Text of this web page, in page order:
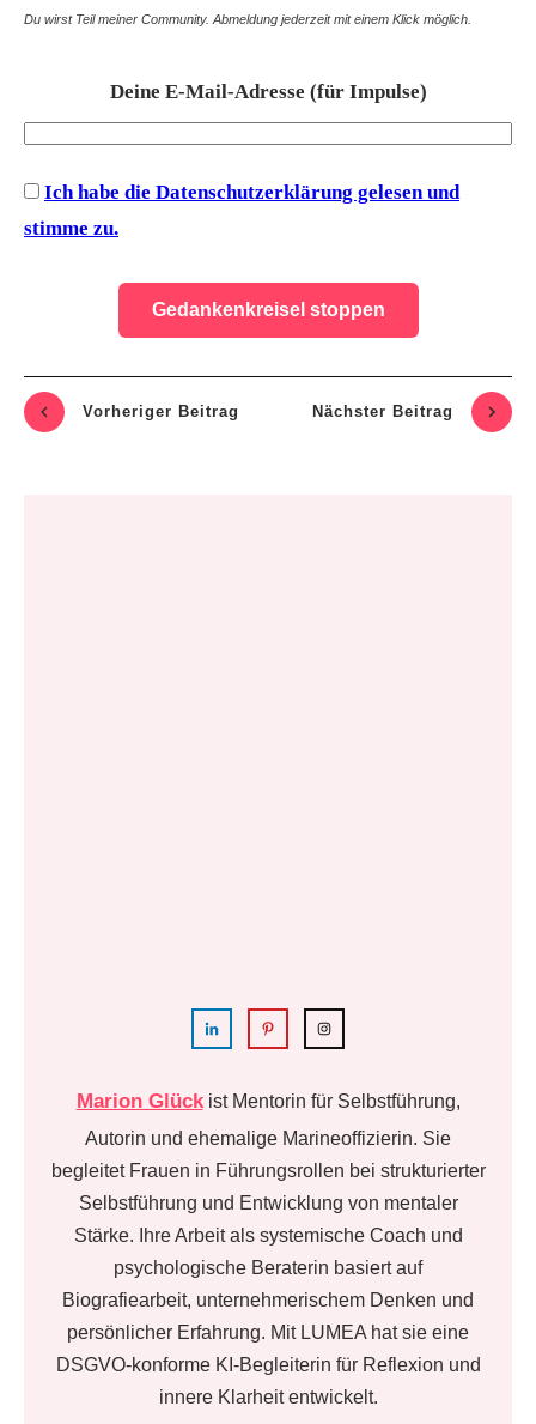
Du wirst Teil meiner Community. Abmeldung jederzeit mit einem Klick möglich.
Deine E-Mail-Adresse (für Impulse)
Ich habe die Datenschutzerklärung gelesen und
stimme zu.
Vorheriger Beitrag Nächster Beitrag
Marion Glückist Mentorin für Selbstführung,
Autorin und ehemalige Marineoffizierin. Sie
begleitet Frauen in Führungsrollen bei strukturierter
Selbstführung und Entwicklung von mentaler
Stärke. Ihre Arbeit als systemische Coach und
psychologische Beraterin basiert auf
Biografiearbeit, unternehmerischem Denken und
persönlicher Erfahrung. Mit LUMEA hat sie eine
DSGVO-konforme KI-Begleiterin für Reflexion und
innere Klarheit entwickelt.